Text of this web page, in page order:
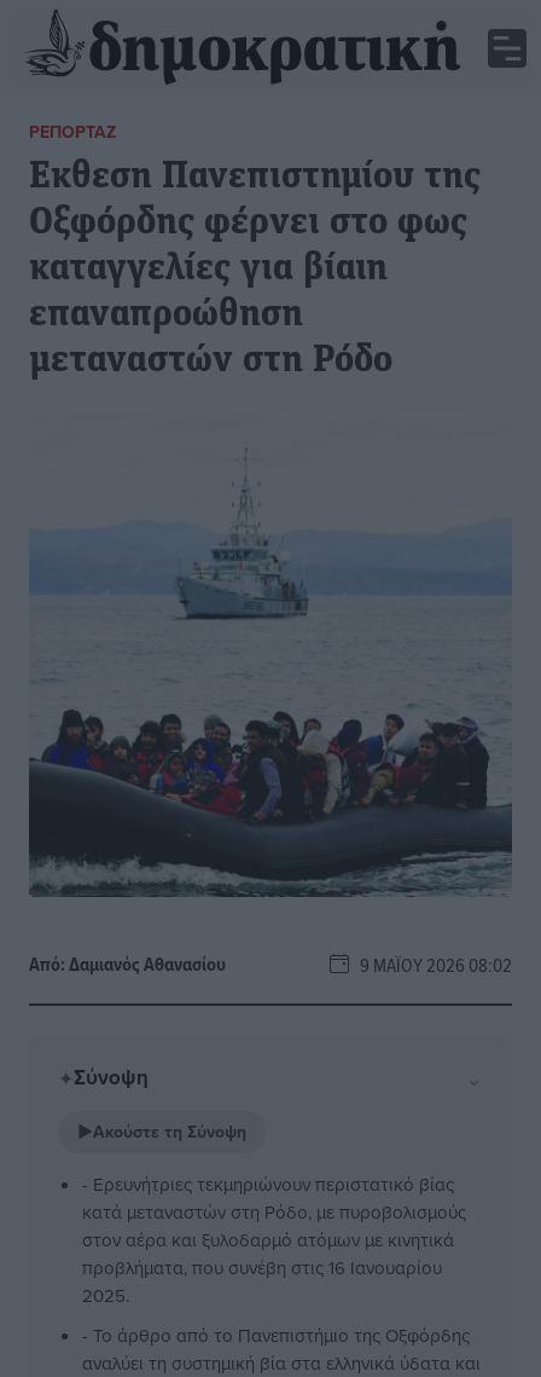
ΡΕΠΟΡΤΆΖ
Eκθεση Πανεπιστημίου της
Οξφόρδης φέρνει στο φως
καταγγελίες για βίαιη
επαναπροώθηση
μεταναστών στη Ρόδο
Από:Δαμιανός Αθανασίου 9 ΜΑΪ́ΟΥ 2026 08:02
✦Σύνοψη ⌄
▶Ακούστε τη Σύνοψη
- Ερευνήτριες τεκμηριώνουν περιστατικό βίας
κατά μεταναστών στη Ρόδο, με πυροβολισμούς
στον αέρα και ξυλοδαρμό ατόμων με κινητικά
προβλήματα, που συνέβη στις 16 Ιανουαρίου
2025.
- Το άρθρο από το Πανεπιστήμιο της Οξφόρδης
αναλύει τη συστημική βία στα ελληνικά ύδατα και